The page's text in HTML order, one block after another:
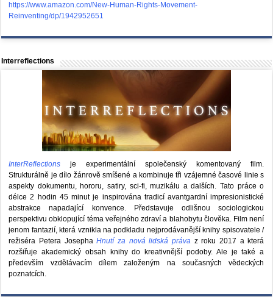
https://www.amazon.com/New-Human-Rights-Movement-
Reinventing/dp/1942952651
Interreflections
InterReflections je experimentální společenský komentovaný film.
Strukturálně je dílo žánrově smíšené a kombinuje tři vzájemné časové linie s
aspekty dokumentu, hororu, satiry, sci-fi, muzikálu a dalších. Tato práce o
délce 2 hodin 45 minut je inspirována tradicí avantgardní impresionistické
abstrakce napadající konvence. Představuje odlišnou sociologickou
perspektivu obklopující téma veřejného zdraví a blahobytu člověka. Film není
jenom fantazií, která vznikla na podkladu nejprodávanější knihy spisovatele /
režiséra Petera JosephaHnutí za nová lidská právaz roku 2017 a která
rozšiřuje akademický obsah knihy do kreativnější podoby. Ale je také a
především vzdělávacím dílem založeným na současných vědeckých
poznatcích.